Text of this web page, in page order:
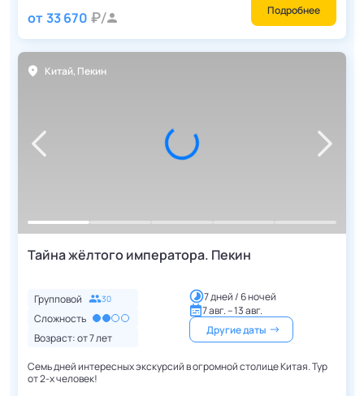
от 33 670 Подробнее
Китай, Пекин
Тайна жёлтого императора. Пекин
Групповой 30
Сложность
Возраст: от7лет
7 дней / 6 ночей
7 авг. – 13 авг.
Другие даты
Семь дней интересных экскурсий в огромной столице Китая. Тур
от 2-х человек!